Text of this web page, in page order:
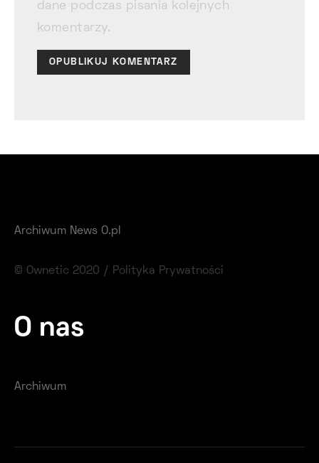
dane podczas pisania kolejnych
komentarzy.
Archiwum News O.pl
© Ownetic 2020 / Polityka Prywatności
O nas
Archiwum